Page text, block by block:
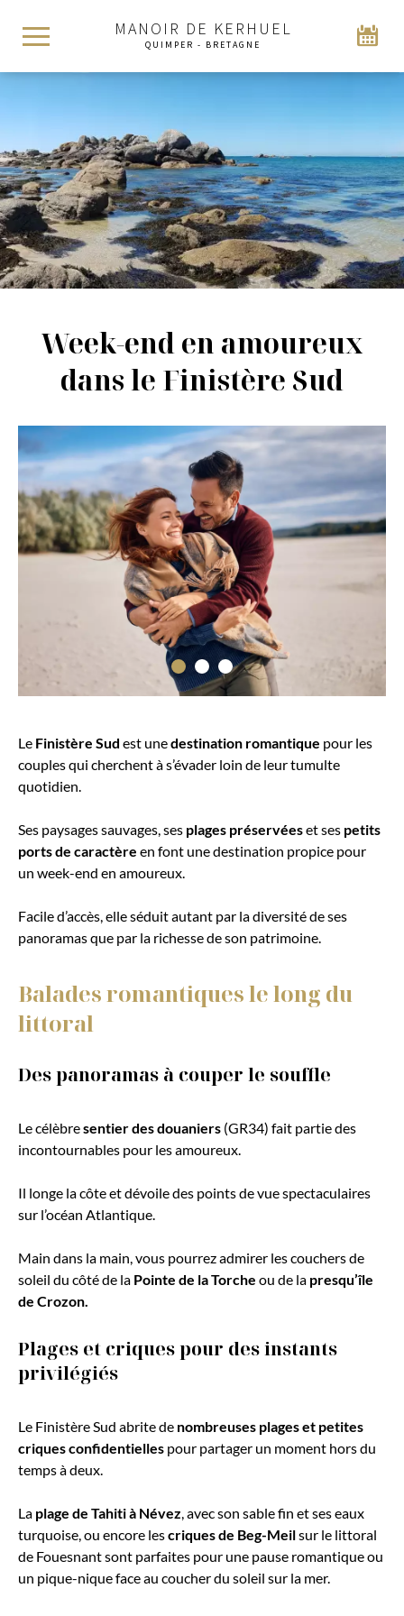
MANOIR DE KERHUEL
QUIMPER - BRETAGNE
Week-end en amoureux
dans le Finistère Sud
Le Finistère Sud est unedestination romantique pour les
couples qui cherchent à s’évader loin de leur tumulte
quotidien.
Ses paysages sauvages, ses plages préservéeset ses petits
ports de caractère en font une destination propice pour
un week-end en amoureux.
Facile d’accès, elle séduit autant par la diversité de ses
panoramas que par la richesse de son patrimoine.
Balades romantiques le long du
littoral
Des panoramas à couper le souffle
Le célèbresentier des douaniers (GR34) fait partie des
incontournables pour les amoureux.
Il longe la côte et dévoile des points de vue spectaculaires
sur l’océan Atlantique.
Main dans la main, vous pourrez admirer les couchers de
soleil du côté de la Pointe de la Torche ou de la presqu’île
de Crozon.
Plages et criques pour des instants
privilégiés
Le Finistère Sud abrite de nombreuses plages et petites
criques confidentielles pour partager un moment hors du
temps à deux.
La plage de Tahiti à Névez, avec son sable fin et ses eaux
turquoise, ou encore lescriques de Beg-Meilsur le littoral
de Fouesnant sont parfaites pour une pause romantique ou
un pique-nique face au coucher du soleil sur la mer.